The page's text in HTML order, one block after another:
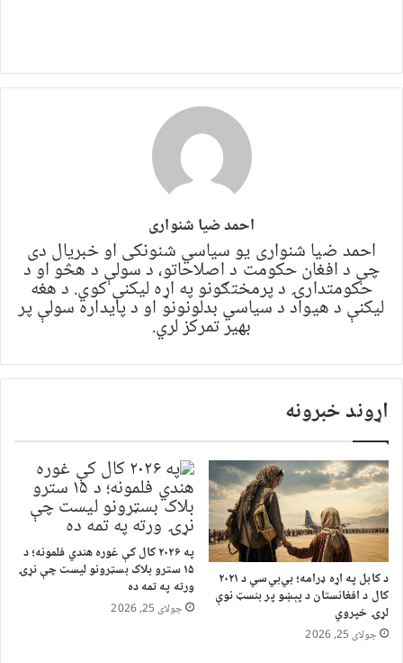
احمد ضیا شنواری
احمد ضیا شنواری یو سياسي شنونکی او خبریال دی
چې د افغان حکومت د اصلاحاتو، د سولې د هڅو او د
حکومتدارۍ د پرمختګونو په اړه لیکنې کوي. د هغه
لیکنې د هیواد د سیاسي بدلونونو او د پایداره سولې پر
بهیر تمرکز لري.
اړوند خبرونه
د کابل په اړه ډرامه؛ بي‌بي‌سي د ۲۰۲۱
کال د افغانستان د پېښو پر بنسټ نوې
لړۍ خپروي
جولای 25, 2026
په ۲۰۲۶ کال کې غوره هندي فلمونه؛ د
۱۵ سترو بلاک بسټرونو لیست چې نړۍ
ورته په تمه ده
جولای 25, 2026